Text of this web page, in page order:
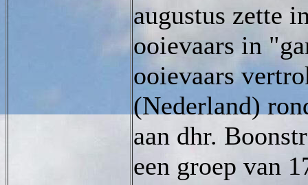
augustus zette
ooievaars in
ooievaars
(Nederland)
aan dhr.
een groep van